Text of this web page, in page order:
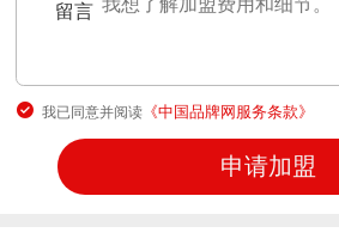
留言
我已同意并阅读《中国品牌网服务条款》